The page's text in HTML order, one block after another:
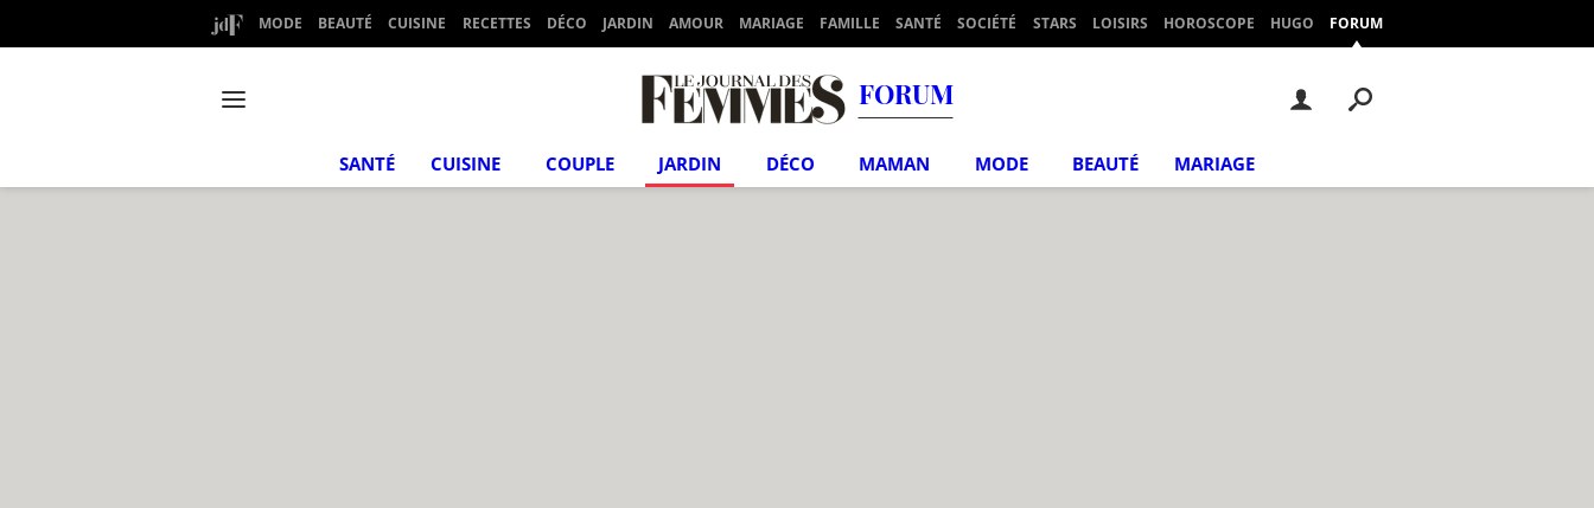
MODE BEAUTÉ CUISINE RECETTES DÉCO JARDIN AMOUR MARIAGE FAMILLE SANTÉ SOCIÉTÉ STARS LOISIRS HOROSCOPE HUGO FORUM
FORUM
SANTÉ CUISINE COUPLE JARDIN DÉCO MAMAN MODE BEAUTÉ MARIAGE